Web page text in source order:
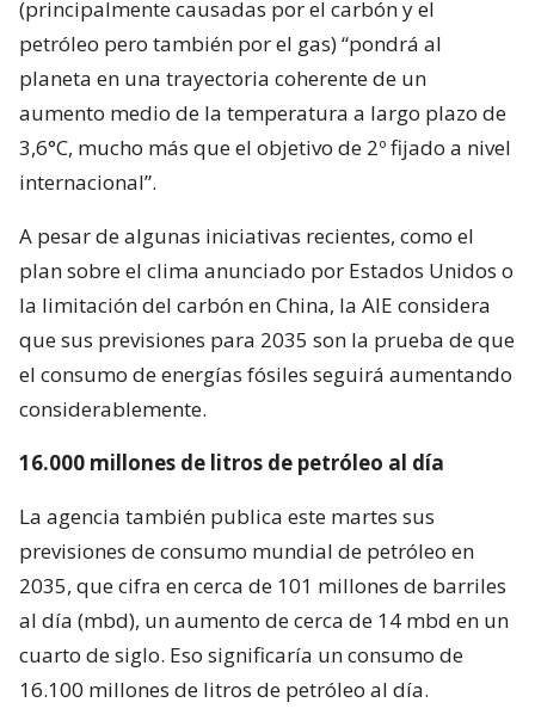
(principalmente causadas por el carbón y el
petróleo pero también por el gas) “pondrá al
planeta en una trayectoria coherente de un
aumento medio de la temperatura a largo plazo de
3,6°C, mucho más que el objetivo de 2º fijado a nivel
internacional”.
A pesar de algunas iniciativas recientes, como el
plan sobre el clima anunciado por Estados Unidos o
la limitación del carbón en China, la AIE considera
que sus previsiones para 2035 son la prueba de que
el consumo de energías fósiles seguirá aumentando
considerablemente.
16.000 millones de litros de petróleo al día
La agencia también publica este martes sus
previsiones de consumo mundial de petróleo en
2035, que cifra en cerca de 101 millones de barriles
al día (mbd), un aumento de cerca de 14 mbd en un
cuarto de siglo. Eso significaría un consumo de
16.100 millones de litros de petróleo al día.